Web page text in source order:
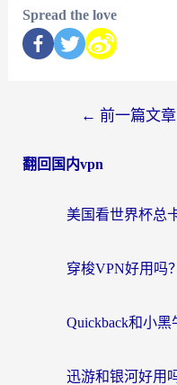
Spread the love
← 前一篇文章
翻回国内vpn